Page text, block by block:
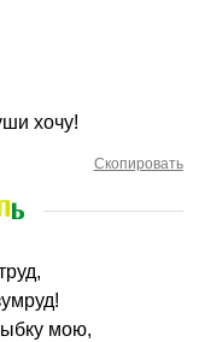
хочу!
Скопировать
мою,